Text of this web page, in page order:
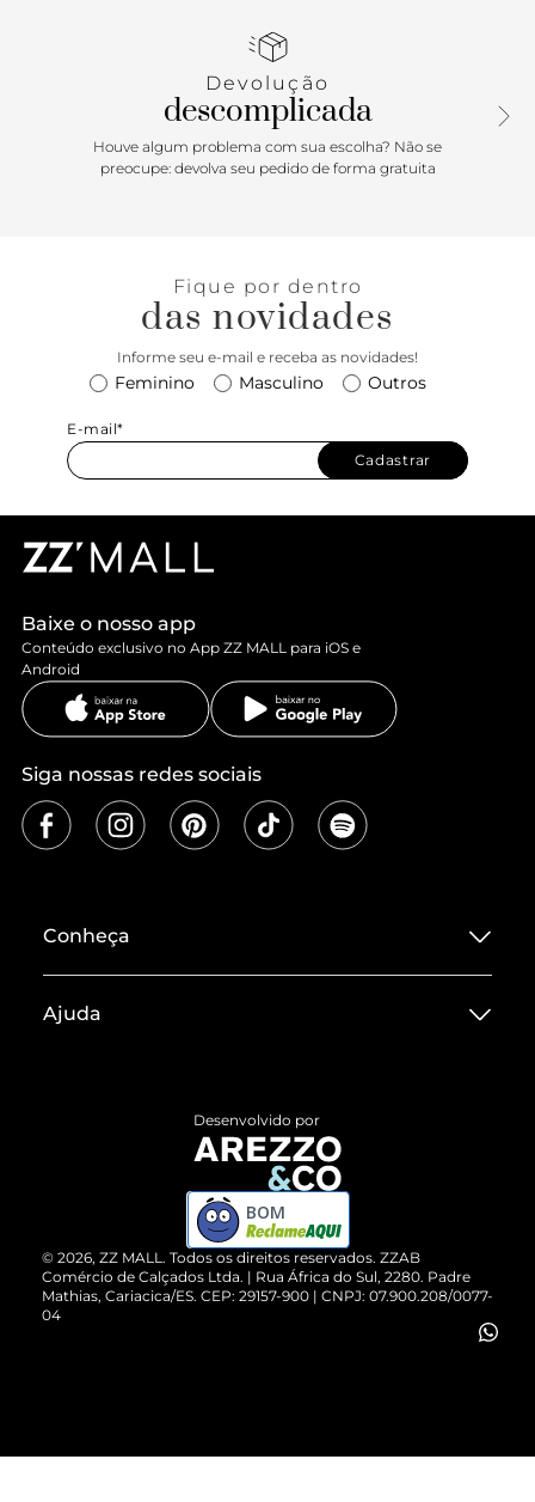
Devolução
descomplicada
Houve algum problema com sua escolha? Não se
preocupe: devolva seu pedido de forma gratuita
Fique por dentro
das novidades
Informe seu e-mail e receba as novidades!
Feminino Masculino Outros
E-mail*
Cadastrar
Baixe o nosso app
Conteúdo exclusivo no App ZZ MALL para iOS e
Android
Siga nossas redes sociais
Conheça
Termos de Uso
ZZ MALL é confiável
Cartão Presente
Vendas Corporativas
Ajuda
Devolução do Produto
Compre pelo WhatsApp
© 2026, ZZ MALL. Todos os direitos reservados. ZZAB
Comércio de Calçados Ltda. | Rua África do Sul, 2280. Padre
Mathias, Cariacica/ES. CEP: 29157-900 | CNPJ: 07.900.208/0077-
04
Desenvolvido por
BOM